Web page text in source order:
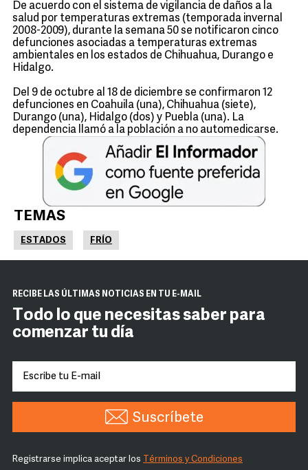
De acuerdo con el sistema de vigilancia de daños a la
salud por temperaturas extremas (temporada invernal
2008-2009), durante la semana 50 se notificaron cinco
defunciones asociadas a temperaturas extremas
ambientales en los estados de Chihuahua, Durango e
Hidalgo.
Del 9 de octubre al 18 de diciembre se confirmaron 12
defunciones en Coahuila (una), Chihuahua (siete),
Durango (una), Hidalgo (dos) y Puebla (una). La
dependencia llamó a la población a no automedicarse.
TEMAS
ESTADOS FRÍO
RECIBE LAS ÚLTIMAS NOTICIAS EN TU E-MAIL
Todo lo que necesitas saber para
comenzar tu día
Suscríbete
Registrarse implica aceptar los Términos y Condiciones